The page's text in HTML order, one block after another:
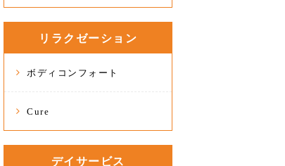
リラクゼーション
ボディコンフォート
Cure
デイサービス